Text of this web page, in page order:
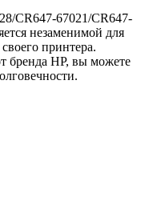
CR647-67021/CR647-
незаменимой для
принтера.
бренда HP, вы можете